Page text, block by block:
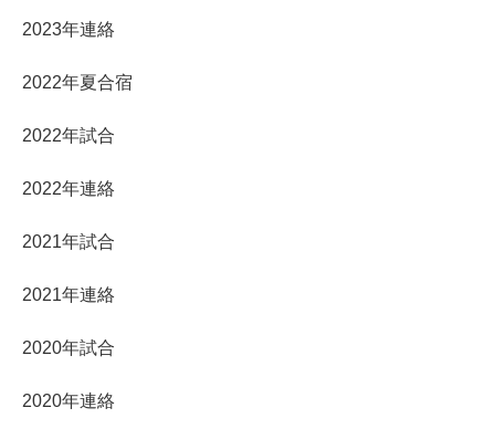
2023年連絡
2022年夏合宿
2022年試合
2022年連絡
2021年試合
2021年連絡
2020年試合
2020年連絡